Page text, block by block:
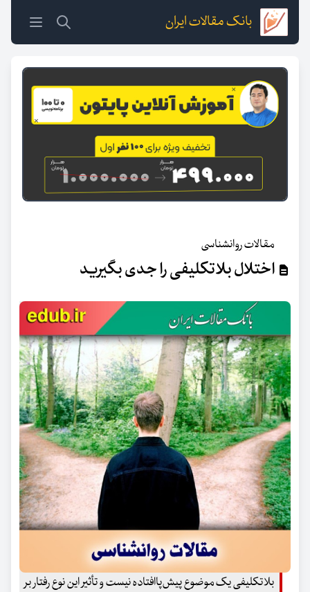
بانک مقالات ایران
مقالات روانشناسی
اختلال بلاتکلیفی را جدی بگیرید
بلاتکلیفی یک موضوع پیش‌پاافتاده نیست و تأثیر این نوع رفتار بر